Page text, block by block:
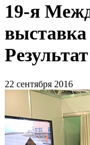
19-я
Результат
22 сентября 2016